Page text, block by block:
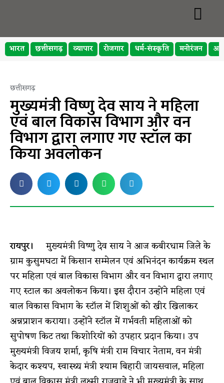
भारत छत्तीसगढ़ व्यापार रोजगार धर्म-संस्कृति मनोरंजन
छत्तीसगढ़
मुख्यमंत्री विष्णु देव साय ने महिला
एवं बाल विकास विभाग और वन
विभाग द्वारा लगाए गए स्टॉल का
किया अवलोकन
रायपुर।
मुख्यमंत्री विष्णु देव साय ने आज कबीरधाम जिले के
ग्राम कुसुमघटा में किसान सम्मेलन एवं अभिनंदन कार्यक्रम स्थल
पर महिला एवं बाल विकास विभाग और वन विभाग द्वारा लगाए
गए स्टाल का अवलोकन किया। इस दौरान उन्होंने महिला एवं
बाल विकास विभाग के स्टॉल में शिशुओं को खीर खिलाकर
अन्नप्राशन कराया। उन्होंने स्टॉल में गर्भवती महिलाओं को
सुपोषण किट तथा किशोरियों को उपहार प्रदान किया। उप
मुख्यमंत्री विजय शर्मा, कृषि मंत्री राम विचार नेताम, वन मंत्री
केदार कश्यप, स्वास्थ्य मंत्री श्याम बिहारी जायसवाल, महिला